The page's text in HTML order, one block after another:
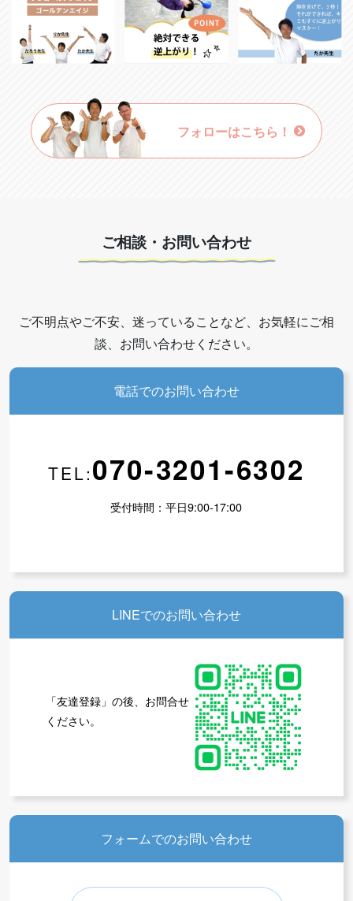
フォローはこちら！
ご相談・お問い合わせ
ご不明点やご不安、迷っていることなど、お気軽にご相
談、お問い合わせください。
電話でのお問い合わせ
TEL:070-3201-6302
受付時間：平日9:00-17:00
LINEでのお問い合わせ
「友達登録」の後、お問合せ
ください。
フォームでのお問い合わせ